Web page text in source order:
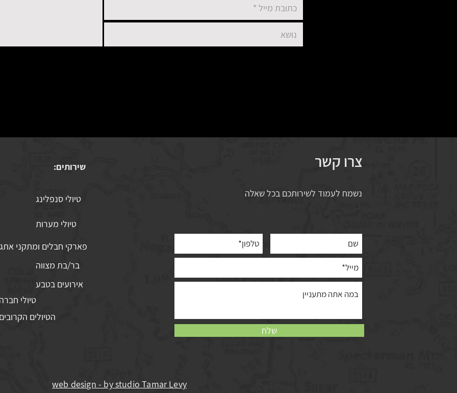
שירותים:
טיולי סנפלינג
טיולי מערות
פארקי חבלים ומתקני
בר/בת מצווה
אירועים בטבע
טיולי
צרו קשר
נשמח לעמוד לשירותכם בכל שאלה
שלח
web design - by studio Tamar Levy
הטיולים